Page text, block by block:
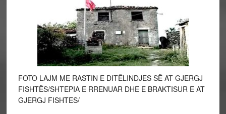
FOTO LAJM ME RASTIN E DITËLINDJES SË AT GJERGJ
FISHTËS/SHTEPIA E RRENUAR DHE E BRAKTISUR E AT
GJERGJ FISHTES/